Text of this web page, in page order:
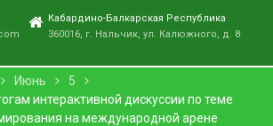
Г. О.
ПРОШЛО
И
Кабардино-Балкарская Республика
360016, г. Нальчик, ул. Калюжного, д. 8
Июнь
5
интерактивной дискуссии по теме
на международной арене